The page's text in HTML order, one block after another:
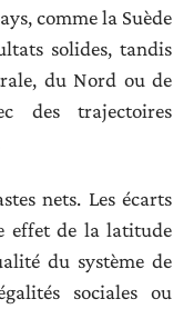
comme la Suède
solides, tandis
du Nord ou de
des trajectoires
nets. Les écarts
effet de la latitude
du système de
sociales ou